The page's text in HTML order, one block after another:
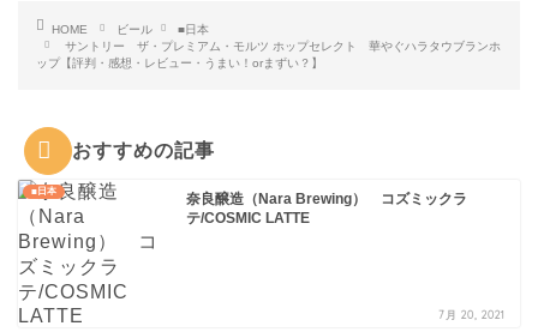
HOME ビール
■日本
サントリー ザ・プレミアム・モルツ ホップセレクト 華やぐハラタウブランホ
ップ【評判・感想・レビュー・うまい！orまずい？】
おすすめの記事
■日本
奈良醸造（Nara Brewing） コズミックラ
テ/COSMIC LATTE
7月 20, 2021